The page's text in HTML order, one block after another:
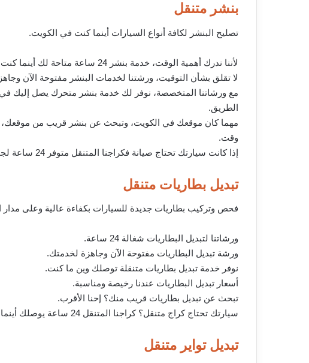
بنشر متنقل
تصليح البنشر لكافة أنواع السيارات أينما كنت في الكويت.
لأننا ندرك أهمية الوقت، خدمة بنشر 24 ساعة متاحة لك أينما كنت. نخدمك في أي وقت، بنشرنا المتنقل يعمل 24 ساعة بدون توقف.
لا تقلق بشأن التوقيت، ورشتنا لخدمات البنشر مفتوحة الآن وجاهزة
مع ورشاتنا المتخصصة، نوفر لك خدمة بنشر متحرك يصل إليك في
الطريق.
مهما كان موقعك في الكويت، وتبحث عن بنشر قريب من موقعك،
وقت.
إذا كانت سيارتك تحتاج صيانة فكراجنا المتنقل متوفر 24 ساعة لجميع الأعطال. اتصل بنا في أي وقت لطلب الخدمة أمام منزلك.
تبديل بطاريات متنقل
فحص وتركيب بطاريات جديدة للسيارات بكفاءة عالية وعلى مدار
ورشاتنا لتبديل البطاريات شغالة 24 ساعة.
ورشة تبديل البطاريات مفتوحة الآن وجاهزة لخدمتك.
نوفر خدمة تبديل بطاريات متنقلة توصلك وين ما كنت.
أسعار تبديل البطاريات عندنا رخيصة ومناسبة.
تبحث عن تبديل بطاريات قريب منك؟ إحنا الأقرب.
سيارتك تحتاج كراج متنقل؟ كراجنا المتنقل 24 ساعة يوصلك أينما كنت.
تبديل تواير متنقل